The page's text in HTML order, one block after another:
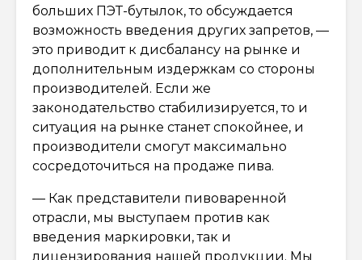
больших ПЭТ-бутылок, то обсуждается
возможность введения других запретов, —
это приводит к дисбалансу на рынке и
дополнительным издержкам со стороны
производителей. Если же
законодательство стабилизируется, то и
ситуация на рынке станет спокойнее, и
производители смогут максимально
сосредоточиться на продаже пива.
— Как представители пивоваренной
отрасли, мы выступаем против как
введения маркировки, так и
лицензирования нашей продукции. Мы